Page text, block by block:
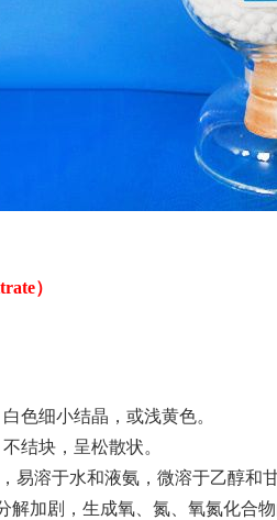
）
色细小结晶，或浅黄色。
结块，呈松散状。
易溶于水和液氨，微溶于乙醇
解加剧，生成氧、氮、氧氮化合物